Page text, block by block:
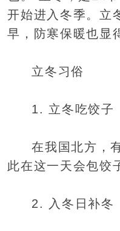
开始进入冬季。立
早，防寒保暖也显
立冬习俗
1. 立冬吃饺子
在我国北方，
此在这一天会包饺
2. 入冬日补冬